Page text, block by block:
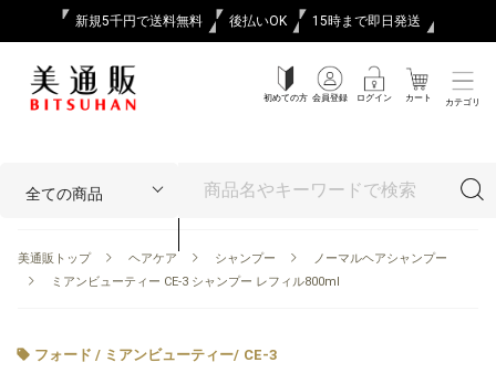
新規5千円で送料無料 後払いOK 15時まで即日発送
初めての方 会員登録 ログイン カート カテゴリ
美通販トップ ヘアケア シャンプー
ノーマルヘアシャンプー
ミアンビューティー CE-3 シャンプー レフィル800ml
フォード / ミアンビューティー/ CE-3